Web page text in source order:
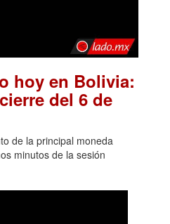
hoy en Bolivia:
del 6 de
de la principal moneda
minutos de la sesión